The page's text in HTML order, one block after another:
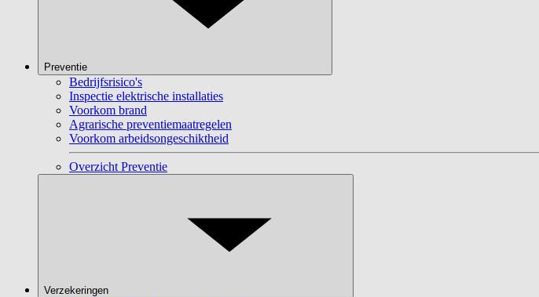
Preventie
Bedrijfsrisico's
Inspectie elektrische installaties
Voorkom brand
Agrarische preventiemaatregelen
Voorkom arbeidsongeschiktheid
Overzicht Preventie
Verzekeringen